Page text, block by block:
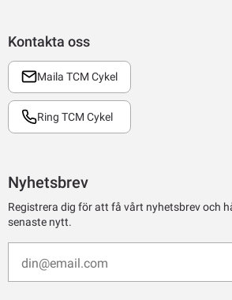
Kontakta oss
Maila TCM Cykel
Ring TCM Cykel
Nyhetsbrev
Registrera dig för att få vårt nyhetsbrev och
senaste nytt.